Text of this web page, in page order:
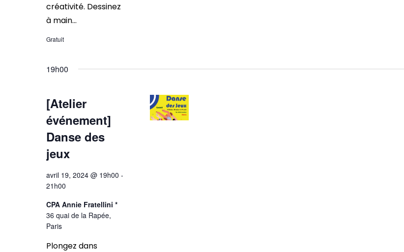
créativité. Dessinez
à main...
Gratuit
19h00
[Atelier
événement]
Danse des
jeux
avril 19, 2024 @ 19h00 -
21h00
CPA Annie Fratellini *
36 quai de la Rapée,
Paris
Plongez dans